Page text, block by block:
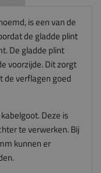
is een van de
de gladde plint
De gladde plint
voorzijde. Dit zorgt
de verflagen goed
Deze is
te verwerken. Bij
kunnen er